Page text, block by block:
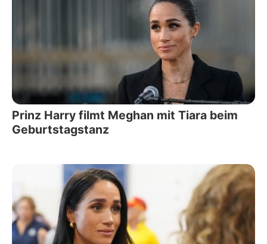
Prinz Harry filmt Meghan mit Tiara beim
Geburtstagstanz